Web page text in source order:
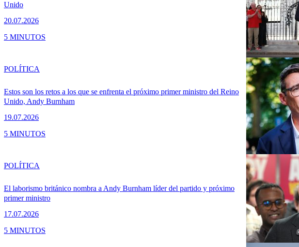
Unido
20.07.2026
5 MINUTOS
Estos son los retos a los que se enfrenta el próximo primer ministro del Reino
Unido, Andy Burnham
19.07.2026
POLÍTICA
5 MINUTOS
El laborismo británico nombra a Andy Burnham líder del partido y próximo
primer ministro
17.07.2026
POLÍTICA
5 MINUTOS